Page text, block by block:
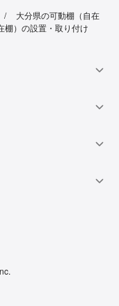
大分県の可動棚（自在
棚）の設置・取り付け